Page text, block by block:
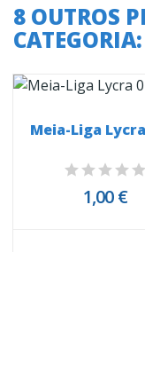
8 OUTROS
CATEGORIA:
Meia-Liga
1,00 €